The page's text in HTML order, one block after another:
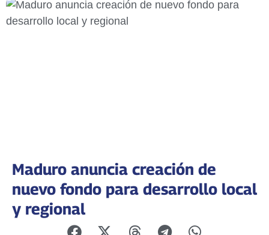
Maduro anuncia creación de
nuevo fondo para desarrollo local
y regional